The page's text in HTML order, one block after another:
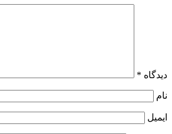
دیدگاه *
نام
ایمیل